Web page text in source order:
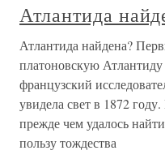
Атлантида
Атлантида найдена?
платоновскую
французский
увидела свет в 1872
прежде чем удалось
пользу тождества